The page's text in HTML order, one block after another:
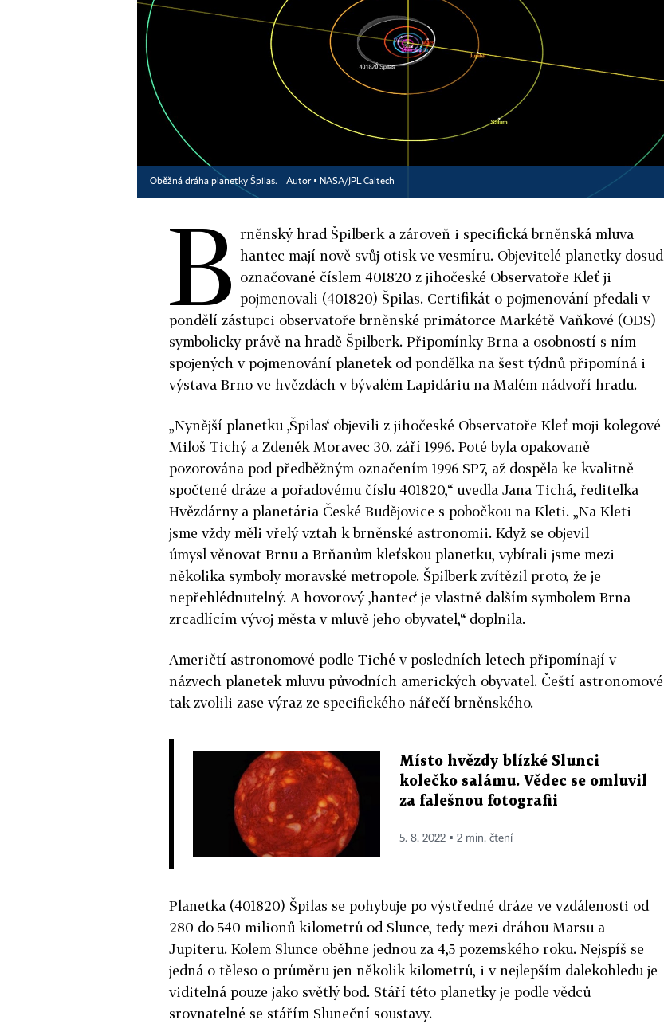
Oběžná dráha planetky Špilas. Autor ▪ NASA/JPL-Caltech
B rněnský hrad Špilberk a zároveň i specifická brněnská mluva
hantec mají nově svůj otisk ve vesmíru. Objevitelé planetky dosud
označované číslem 401820 z jihočeské Observatoře Kleť ji
pojmenovali (401820) Špilas. Certifikát o pojmenování předali v
pondělí zástupci observatoře brněnské primátorce Markétě Vaňkové (ODS)
symbolicky právě na hradě Špilberk. Připomínky Brna a osobností s ním
spojených v pojmenování planetek od pondělka na šest týdnů připomíná i
výstava Brno ve hvězdách v bývalém Lapidáriu na Malém nádvoří hradu.
„Nynější planetku ‚Špilas‘ objevili z jihočeské Observatoře Kleť moji kolegové
Miloš Tichý a Zdeněk Moravec 30. září 1996. Poté byla opakovaně
pozorována pod předběžným označením 1996 SP7, až dospěla ke kvalitně
spočtené dráze a pořadovému číslu 401820,“ uvedla Jana Tichá, ředitelka
Hvězdárny a planetária České Budějovice s pobočkou na Kleti. „Na Kleti
jsme vždy měli vřelý vztah k brněnské astronomii. Když se objevil
úmysl věnovat Brnu a Brňanům kleťskou planetku, vybírali jsme mezi
několika symboly moravské metropole. Špilberk zvítězil proto, že je
nepřehlédnutelný. A hovorový ‚hantec‘ je vlastně dalším symbolem Brna
zrcadlícím vývoj města v mluvě jeho obyvatel,“ doplnila.
Američtí astronomové podle Tiché v posledních letech připomínají v
názvech planetek mluvu původních amerických obyvatel. Čeští astronomové
tak zvolili zase výraz ze specifického nářečí brněnského.
Místo hvězdy blízké Slunci
kolečko salámu. Vědec se omluvil
za falešnou fotografii
5. 8. 2022 ▪ 2 min. čtení
Planetka (401820) Špilas se pohybuje po výstředné dráze ve vzdálenosti od
280 do 540 milionů kilometrů od Slunce, tedy mezi dráhou Marsu a
Jupiteru. Kolem Slunce oběhne jednou za 4,5 pozemského roku. Nejspíš se
jedná o těleso o průměru jen několik kilometrů, i v nejlepším dalekohledu je
viditelná pouze jako světlý bod. Stáří této planetky je podle vědců
srovnatelné se stářím Sluneční soustavy.